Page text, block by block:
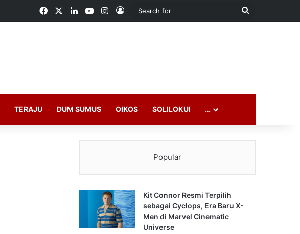
FacebookLinkedInYouTubeInstagram
Log In
Search
TERAJU DUM SUMUS OIKOS SOLILOKUI …
Popular
Kit Connor Resmi Terpilih
sebagai Cyclops, Era Baru X-
Men di Marvel Cinematic
Universe